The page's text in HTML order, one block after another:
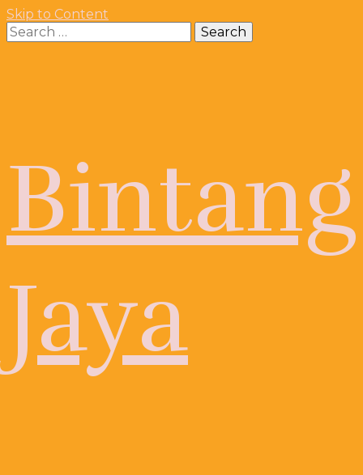
Skip to Content
Search
for:
Bintang
Jaya